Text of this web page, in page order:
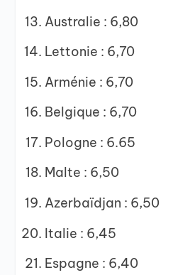
Australie : 6,80
Lettonie : 6,70
Arménie : 6,70
Belgique : 6,70
Pologne : 6.65
Malte : 6,50
Azerbaïdjan : 6,50
Italie : 6,45
Espagne : 6,40